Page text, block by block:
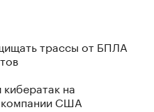
трассы от БПЛА
на
компании США